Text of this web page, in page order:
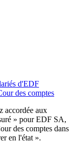
d'EDF
des comptes
accordée aux
» pour EDF SA,
des comptes dans
en l'état ».